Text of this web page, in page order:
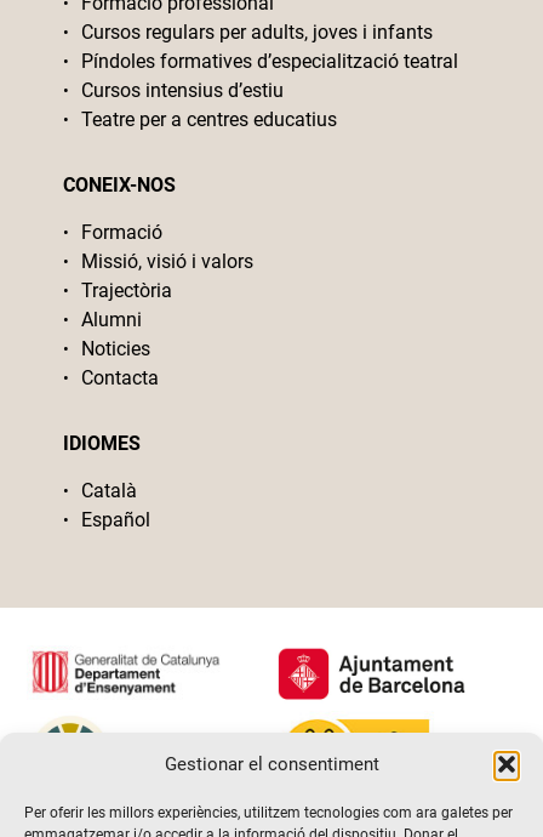
Gestionar el consentiment
Per oferir les millors experiències, utilitzem tecnologies com ara galetes per
Cursos regulars per adults, joves i infants
Píndoles formatives d’especialització teatral
Cursos intensius d’estiu
Teatre per a centres educatius
CONEIX-NOS
Formació
Missió, visió i valors
Trajectòria
Alumni
Noticies
Contacta
IDIOMES
Català
Español